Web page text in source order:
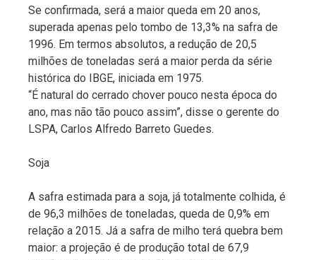
Se confirmada, será a maior queda em 20 anos,
superada apenas pelo tombo de 13,3% na safra de
1996. Em termos absolutos, a redução de 20,5
milhões de toneladas será a maior perda da série
histórica do IBGE, iniciada em 1975.
“É natural do cerrado chover pouco nesta época do
ano, mas não tão pouco assim”, disse o gerente do
LSPA, Carlos Alfredo Barreto Guedes.
Soja
A safra estimada para a soja, já totalmente colhida, é
de 96,3 milhões de toneladas, queda de 0,9% em
relação a 2015. Já a safra de milho terá quebra bem
maior: a projeção é de produção total de 67,9